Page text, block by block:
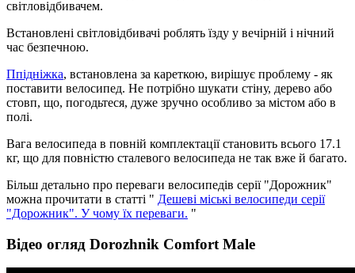
світловідбивачем.
Встановлені світловідбивачі роблять їзду у вечірній і нічний
час безпечною.
Ппідніжка, встановлена за кареткою, вирішує проблему - як
поставити велосипед. Не потрібно шукати стіну, дерево або
стовп, що, погодьтеся, дуже зручно особливо за містом або в
полі.
Вага велосипеда в повній комплектації становить всього 17.1
кг, що для повністю сталевого велосипеда не так вже й багато.
Більш детально про переваги велосипедів серії "Дорожник"
можна прочитати в статті " Дешеві міські велосипеди серії
"Дорожник". У чому їх переваги. "
Відео огляд Dorozhnik Comfort Male